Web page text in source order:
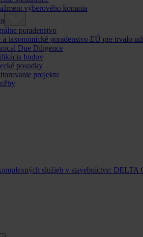
výberového konania
poradenstvo
a taxonomické poradenstvo EÚ pre trvalo
Due Diligence
budov
posudky
projektu
služieb v stavebníctve: DELTA